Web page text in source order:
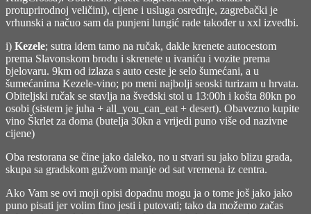
protuprirodnoj veličini), cijene i usluga osrednje, zagrebački je
vrhunski a načuo sam da punjeni lungić rade također u xxl izvedbi.
i) Kezele; sutra idem tamo na ručak, dakle krenete autocestom
prema Slavonskom brodu i skrenete u ivaniću i vozite prema
bjelovaru. 9km od izlaza s auto ceste je selo šumećani, a u
šumećanima Kezele-vino; po meni najbolji seoski turizam u hrvata.
Obiteljski ručak se stavlja na švedski stol u 13:00h i košta 80kn po
osobi (sistem je juha + all_you_can_eat + desert). Obavezno kupite
vino Škrlet za doma (butelja 30kn a vrijedi puno više od nazivne
cijene)
Oba restorana se čine jako daleko, no u stvari su jako blizu grada,
skupa sa gradskom gužvom manje od sat vremena iz centra.
Ako Vam se ovi moji opisi dopadnu mogu ja o tome još jako jako
puno pisati jer volim fino jesti i putovati; tako da možemo začas